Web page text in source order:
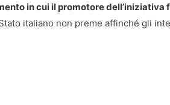
in cui il promotore dell’iniziativa
italiano non preme affinché gli